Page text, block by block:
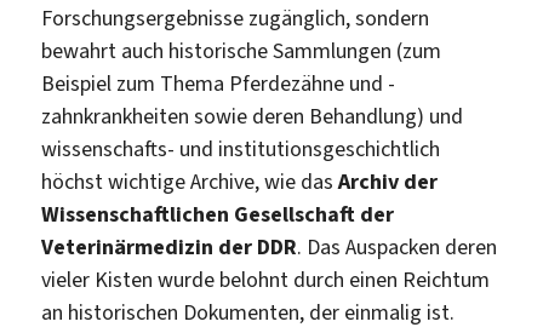
Forschungsergebnisse zugänglich, sondern
bewahrt auch historische Sammlungen (zum
Beispiel zum Thema Pferdezähne und -
zahnkrankheiten sowie deren Behandlung) und
wissenschafts- und institutionsgeschichtlich
höchst wichtige Archive, wie dasArchiv der
Wissenschaftlichen Gesellschaft der
Veterinärmedizin der DDR. Das Auspacken deren
vieler Kisten wurde belohnt durch einen Reichtum
an historischen Dokumenten, der einmalig ist.